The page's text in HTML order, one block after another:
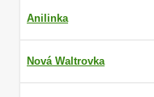
Anilinka
Nová Waltrovka